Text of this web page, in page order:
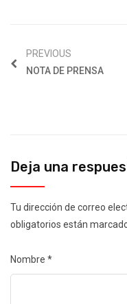
PREVIOUS
NOTA DE PRENSA
Deja una
Tu dirección de correo
obligatorios están
Nombre *